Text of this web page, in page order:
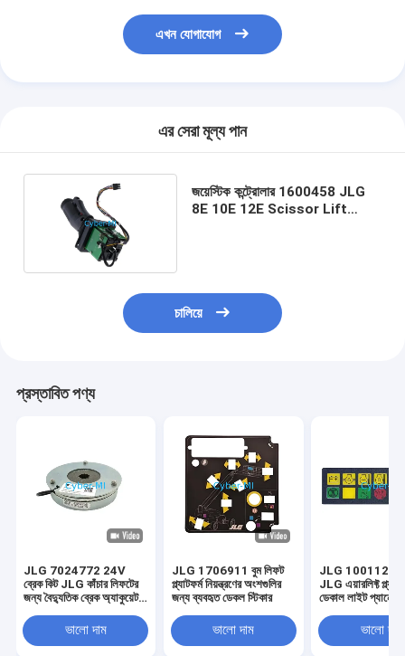
এখন যোগাযোগ
এর সেরা মূল্য পান
জয়েস্টিক কন্ট্রোলার 1600458 JLG
8E 10E 12E Scissor Lift
চালিয়ে
প্রস্তাবিত পণ্য
JLG 7024772 24V
ব্রেক কিট JLG কাঁচার লিফটের
জন্য বৈদ্যুতিক ব্রেক অ্যাকুয়েটর
ভালো দাম
JLG 1706911 বুম লিফট
প্ল্যাটফর্ম নিয়ন্ত্রণের অংশগুলির
জন্য ব্যবহৃত ডেকল স্টিকার
ভালো দাম
JLG
JLG এয়ারলিফ্ট
ডেকাল লাইট প্যানেল
ভালো দাম